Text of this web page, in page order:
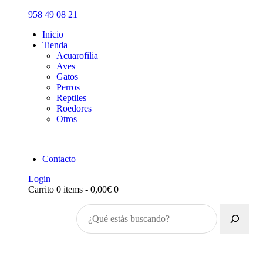
958 49 08 21
Inicio
Tienda
Acuarofilia
Aves
Gatos
Perros
Reptiles
Roedores
Otros
Contacto
Login
Carrito 0 items - 0,00€ 0
Inicio